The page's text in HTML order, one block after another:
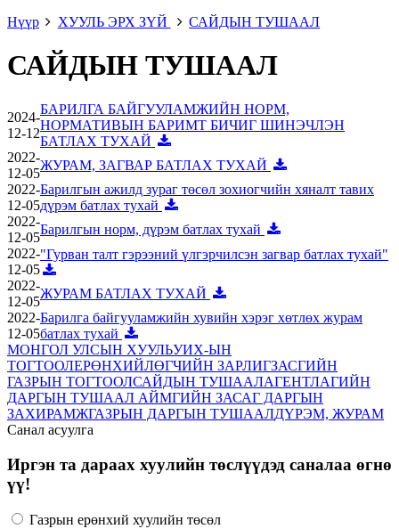
Нүүр
ХУУЛЬ ЭРХ ЗҮЙ САЙДЫН ТУШААЛ
САЙДЫН ТУШААЛ
2024-
12-12
БАРИЛГА БАЙГУУЛАМЖИЙН НОРМ,
НОРМАТИВЫН БАРИМТ БИЧИГ ШИНЭЧЛЭН
БАТЛАХ ТУХАЙ
2022-
12-05
ЖУРАМ, ЗАГВАР БАТЛАХ ТУХАЙ
2022-
12-05
Барилгын ажилд зураг төсөл зохиогчийн хяналт тавих
дүрэм батлах тухай
2022-
12-05
Барилгын норм, дүрэм батлах тухай
2022-
12-05
"Гурван талт гэрээний үлгэрчилсэн загвар батлах тухай"
2022-
12-05
ЖУРАМ БАТЛАХ ТУХАЙ
2022-
12-05
Барилга байгууламжийн хувийн хэрэг хөтлөх журам
батлах тухай
МОНГОЛ УЛСЫН ХУУЛЬУИХ-ЫН
ТОГТООЛЕРӨНХИЙЛӨГЧИЙН ЗАРЛИГЗАСГИЙН
ГАЗРЫН ТОГТООЛСАЙДЫН ТУШААЛАГЕНТЛАГИЙН
ДАРГЫН ТУШААЛ АЙМГИЙН ЗАСАГ ДАРГЫН
ЗАХИРАМЖГАЗРЫН ДАРГЫН ТУШААЛДҮРЭМ, ЖУРАМ
Санал асуулга
Иргэн та дараах хуулийн төслүүдэд саналаа өгнө
үү!
Газрын ерөнхий хуулийн төсөл